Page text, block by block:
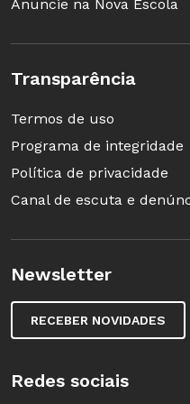
Anuncie na Nova Escola
Transparência
Termos de uso
Programa de integridade
Política de privacidade
Canal de escuta e
Newsletter
RECEBER NOVIDADES
Redes sociais